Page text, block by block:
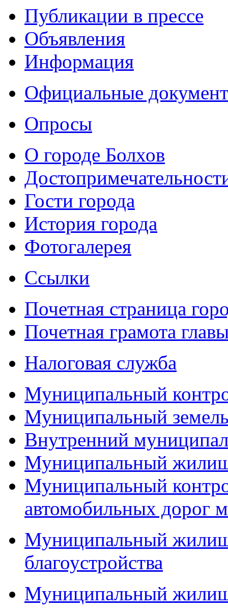
Публикации в прессе
Объявления
Информация
Официальные
Опросы
О городе Болхов
Гости города
История города
Фотогалерея
Ссылки
Почетная страница
Почетная грамота
Налоговая служба
Муниципальный
Муниципальный
Внутренний
Муниципальный
Муниципальный
автомобильных дорог
Муниципальный
благоустройства
Муниципальный